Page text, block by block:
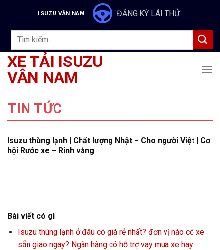
content
ISUZU VÂN NAM ĐĂNG KÝ LÁI THỬ
Tìm
XE TẢI ISUZU
VÂN NAM
TIN TỨC
Isuzu thùng lạnh | Chất lượng Nhật – Cho người Việt | Cơ
hội Rước xe – Rinh vàng
Bài viết có gì
Isuzu thùng lạnh ở đâu có giá rẻ nhất? đơn vị nào có xe
sẵn giao ngay? Ngân hàng có hỗ trợ vay mua xe hay